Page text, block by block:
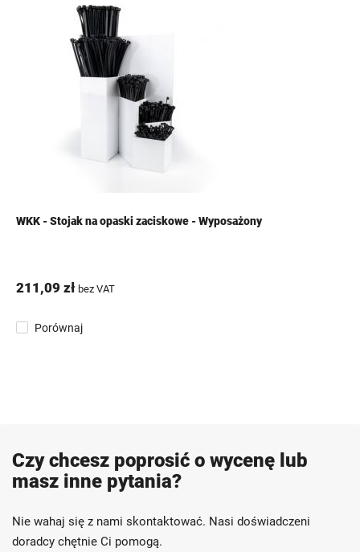
WKK - Stojak na opaski zaciskowe - Wyposażony
211,09 zł bez VAT
Porównaj
Czy chcesz poprosić o wycenę lub
masz inne pytania?
Nie wahaj się z nami skontaktować. Nasi doświadczeni
doradcy chętnie Ci pomogą.